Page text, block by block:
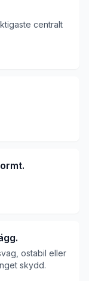
centralt
ostabil eller
skydd.